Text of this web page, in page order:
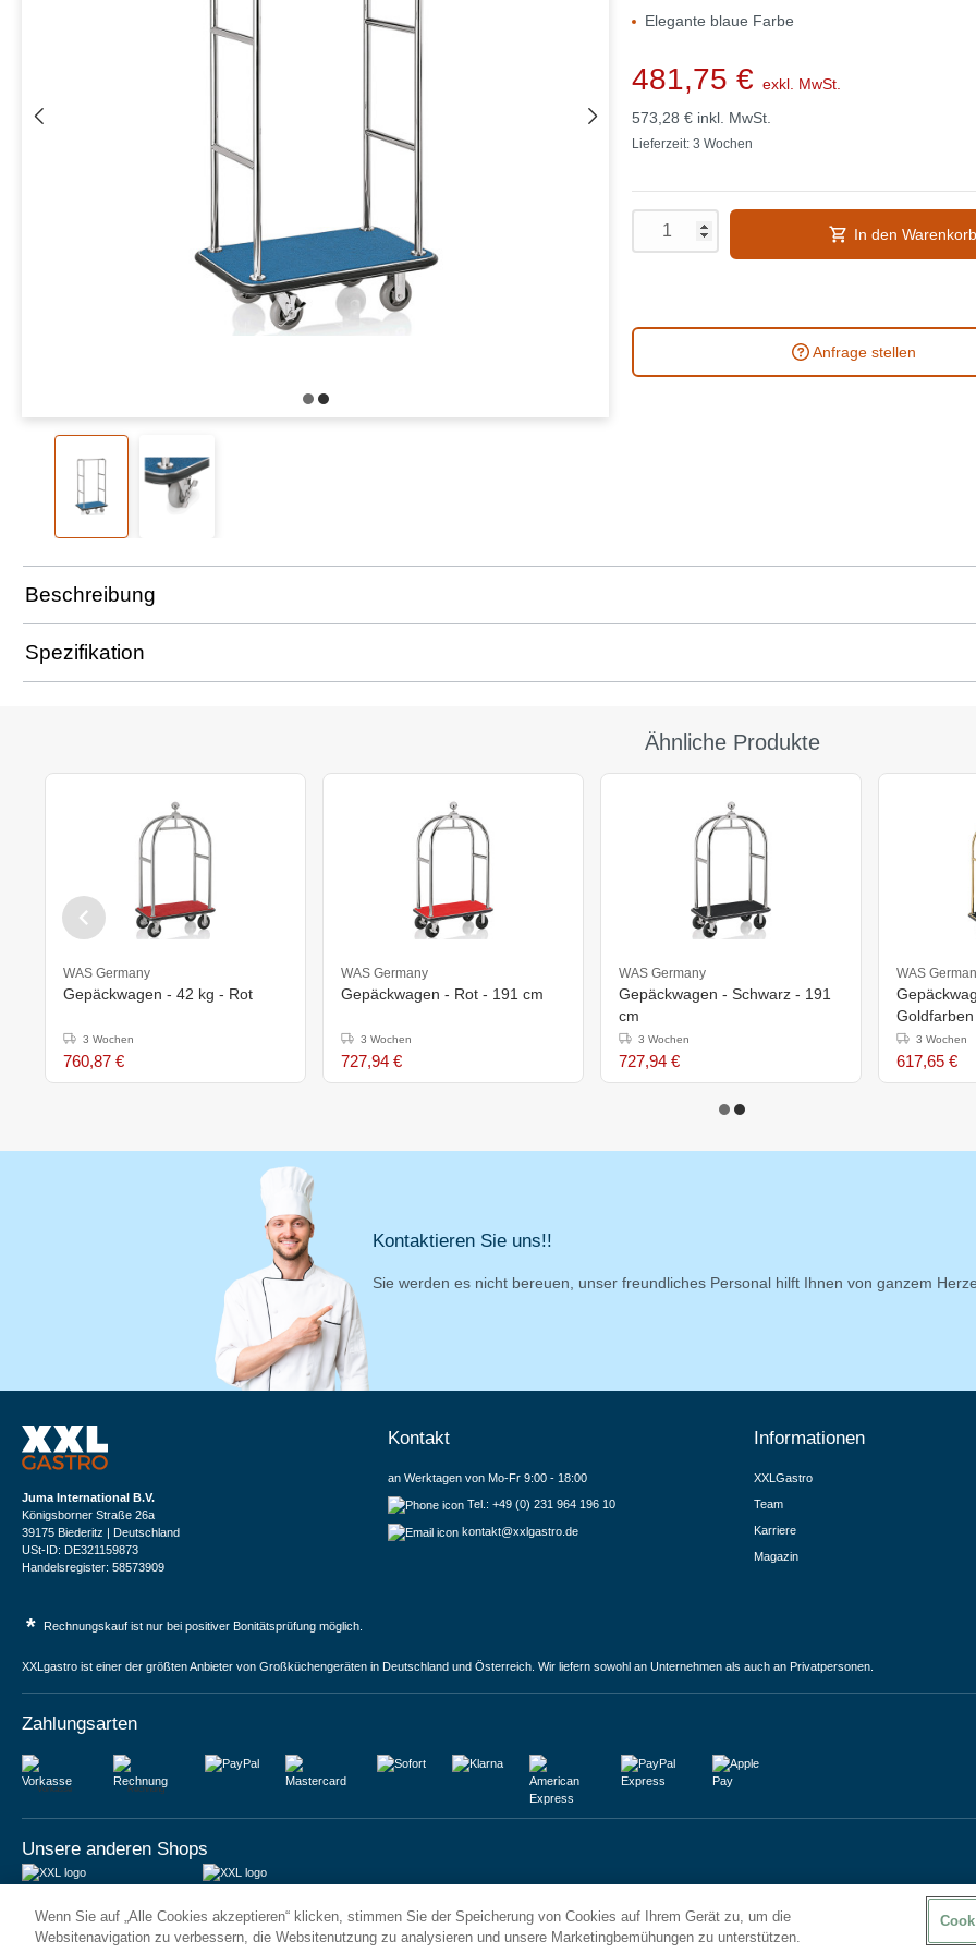
Elegante blaue Farbe
481,75 € exkl. MwSt.
573,28 € inkl. MwSt.
Lieferzeit: 3 Wochen
In den Warenkorb
Anfrage stellen
Beschreibung
Spezifikation
Ähnliche Produkte
WAS Germany
Gepäckwagen - 42 kg - Rot
3 Wochen
760,87 €
WAS Germany
Gepäckwagen - Rot - 191 cm
3 Wochen
727,94 €
WAS Germany
Gepäckwagen - Schwarz - 191
cm
3 Wochen
727,94 €
WAS
3 Wochen
617,65 €
Kontaktieren Sie uns!!
Sie werden es nicht bereuen, unser freundliches Personal hilft Ihnen von ganzem
Juma International B.V.
Königsborner Straße 26a
39175 Biederitz | Deutschland
USt-ID: DE321159873
Handelsregister: 58573909
Kontakt
an Werktagen von Mo-Fr 9:00 - 18:00
Tel.: +49 (0) 231 964 196 10
kontakt@xxlgastro.de
Informationen
XXLGastro
Team
Karriere
Magazin
* Rechnungskauf ist nur bei positiver Bonitätsprüfung möglich.
XXLgastro ist einer der größten Anbieter von Großküchengeräten in Deutschland und Österreich. Wir liefern sowohl an Unternehmen als auch an Privatpersonen.
Zahlungsarten
Vorkasse Rechnung
Unsere anderen Shops
6 Rue des Bateliers
92110 Clichy | France
Vrijheidweg 34
1521RR Wormerveer | Nederland
Wenn Sie auf „Alle Cookies akzeptieren“ klicken, stimmen Sie der Speicherung von Cookies auf Ihrem Gerät zu, um die
Websitenavigation zu verbessern, die Websitenutzung zu analysieren und unsere Marketingbemühungen zu unterstützen.